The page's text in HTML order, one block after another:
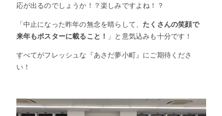
応が出るのでしょうか！？楽しみですよね！？
「中止になった昨年の無念を晴らして、 たくさんの笑顔で
来年もポスターに載ること！ 」と意気込みも十分です！
すべてがフレッシュな『あさだ夢小町』にご期待くださ
い！
動
画